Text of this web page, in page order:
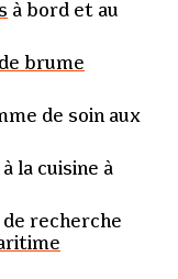
à bord et au
brume
de soin aux
la cuisine à
de recherche